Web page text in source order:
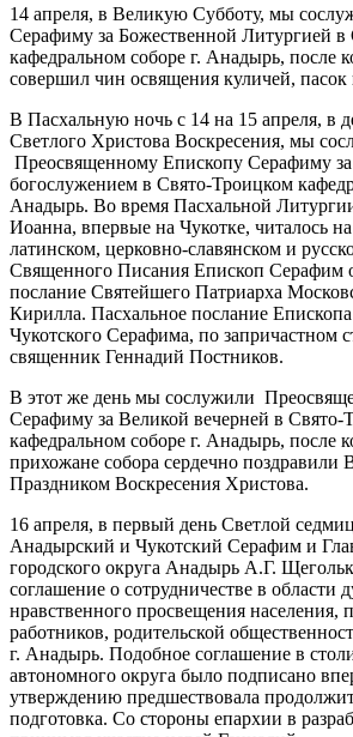
14 апреля, в Великую Субботу, мы
Серафиму за Божественной Литургией
кафедральном соборе г. Анадырь, после
совершил чин освящения куличей, пасок
В Пасхальную ночь с 14 на 15 апреля, в
Светлого Христова Воскресения, мы
Преосвященному Епископу Серафиму
богослужением в Свято-Троицком
Анадырь. Во время Пасхальной
Иоанна, впервые на Чукотке, читалось
латинском, церковно-славянском и
Священного Писания Епископ Серафим
послание Святейшего Патриарха
Кирилла. Пасхальное послание
Чукотского Серафима, по запричастном
священник Геннадий Постников.
В этот же день мы сослужили
Серафиму за Великой вечерней в Свято-
кафедральном соборе г. Анадырь, после
прихожане собора сердечно
Праздником Воскресения Христова.
16 апреля, в первый день Светлой
Анадырский и Чукотский Серафим и
городского округа Анадырь А.Г.
соглашение о сотрудничестве в области
нравственного просвещения населения,
работников, родительской
г. Анадырь. Подобное соглашение в
автономного округа было подписано
утверждению предшествовала
подготовка. Со стороны епархии в